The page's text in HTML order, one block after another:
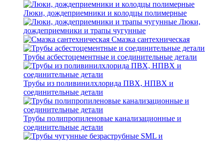
Люки, дождеприемники и колодцы полимерные
Люки,
дождеприемники и трапы чугунные
Смазка сантехническая
Трубы асбестоцементные и соединительные детали
Трубы из поливинилхлорида ПВХ, НПВХ и
соединительные детали
Трубы полипропиленовые канализационные и
соединительные детали